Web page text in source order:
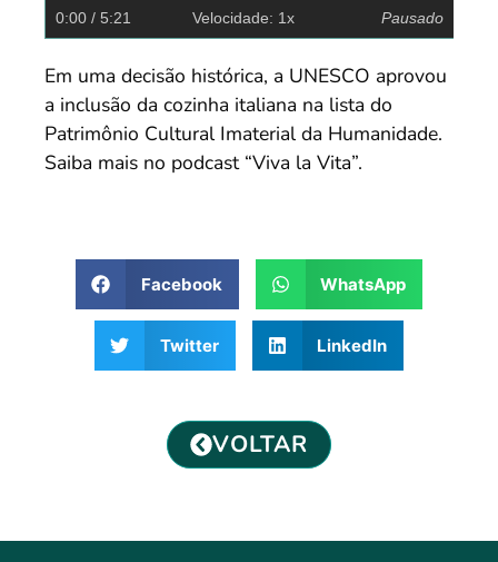
0:00 / 5:21 Velocidade: 1x Pausado
Em uma decisão histórica, a UNESCO aprovou
a inclusão da cozinha italiana na lista do
Patrimônio Cultural Imaterial da Humanidade.
Saiba mais no podcast “Viva la Vita”.
Facebook WhatsApp
Twitter LinkedIn
VOLTAR